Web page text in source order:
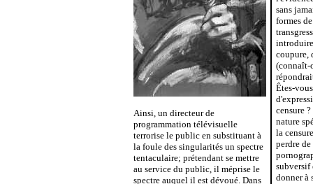
Ainsi, un directeur de
programmation télévisuelle
terrorise le public en substituant à
la foule des singularités un spectre
tentaculaire; prétendant se mettre
au service du public, il méprise le
spectre auquel il est dévoué. Dans
sans
formes
coupure,
(connaît-
Êtes-
censure
nature
la
perdre
subversif
donner à